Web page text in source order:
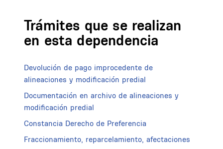
Trámites que se realizan
en esta dependencia
Devolución de pago improcedente de
alineaciones y modificación predial
Documentación en archivo de alineaciones y
modificación predial
Constancia Derecho de Preferencia
Fraccionamiento, reparcelamiento, afectaciones